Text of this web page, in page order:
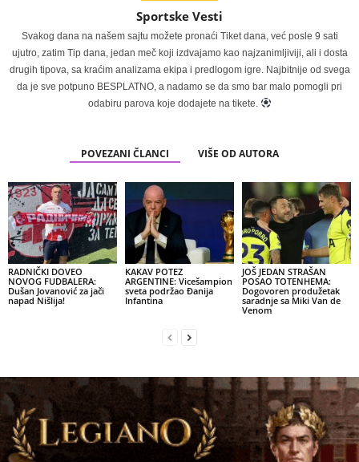
Sportske Vesti
Svakog dana na našem sajtu možete pronaći Tiket dana, već posle 9 sati
ujutro, zatim Tip dana, jedan meč koji izdvajamo kao najzanimljiviji, ali i dosta
drugih tipova, sa kraćim analizama ekipa i predlogom igre. Najbitnije od svega
da je sve potpuno BESPLATNO, a nadamo se da smo bar malo pomogli pri
odabiru parova koje dodajete na tikete.
POVEZANI ČLANCI VIŠE OD AUTORA
RADNIČKI DOVEO
NOVOG FUDBALERA:
Dušan Jovanović za jači
napad Nišlija!
KAKAV POTEZ
ARGENTINE: Vicešampion
sveta podržao Đanija
Infantina
JOŠ JEDAN STRAŠAN
POSAO TOTENHEMA:
Dogovoren produžetak
saradnje sa Miki Van de
Venom